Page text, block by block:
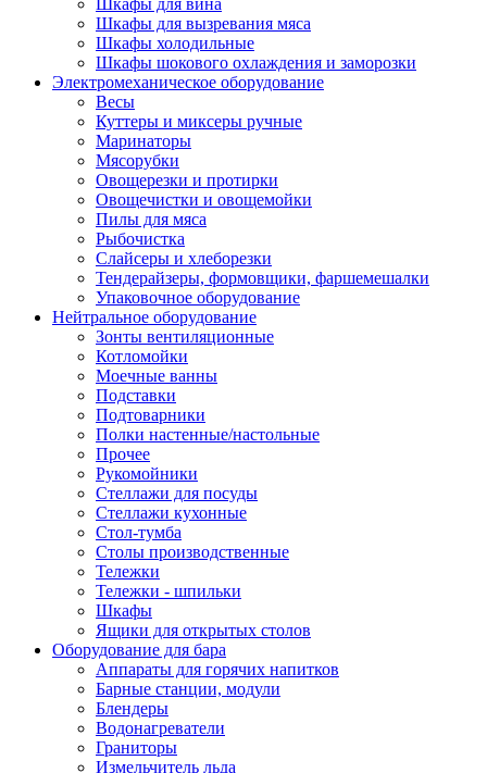
Шкафы для вина
Шкафы для вызревания мяса
Шкафы холодильные
Шкафы шокового охлаждения и заморозки
Электромеханическое оборудование
Весы
Куттеры и миксеры ручные
Маринаторы
Мясорубки
Овощерезки и протирки
Овощечистки и овощемойки
Пилы для мяса
Рыбочистка
Слайсеры и хлеборезки
Тендерайзеры, формовщики, фаршемешалки
Упаковочное оборудование
Нейтральное оборудование
Зонты вентиляционные
Котломойки
Моечные ванны
Подставки
Подтоварники
Полки настенные/настольные
Прочее
Рукомойники
Стеллажи для посуды
Стеллажи кухонные
Стол-тумба
Столы производственные
Тележки
Тележки - шпильки
Шкафы
Ящики для открытых столов
Оборудование для бара
Аппараты для горячих напитков
Барные станции, модули
Блендеры
Водонагреватели
Граниторы
Измельчитель льда